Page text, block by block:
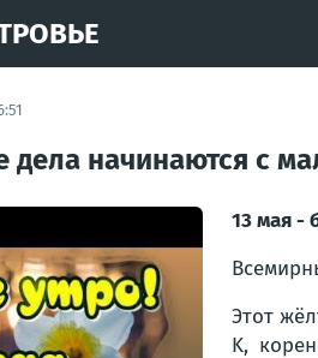
дела начинаются с
13 мая -
Этот
K,